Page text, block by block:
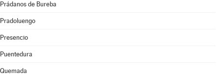
Prádanos de Bureba
Pradoluengo
Presencio
Puentedura
Quemada